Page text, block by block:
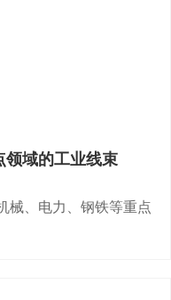
领域的工业线束
械、电力、钢铁等重点